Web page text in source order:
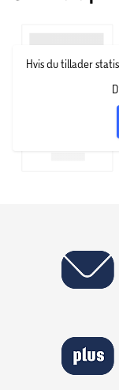
Hvis du tillader